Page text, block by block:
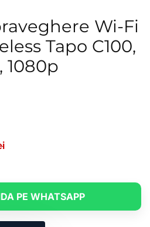
Wi-Fi
Tapo C100,
1080p
Prețul inițial a fost:
Prețul curent este:
PE WHATSAPP